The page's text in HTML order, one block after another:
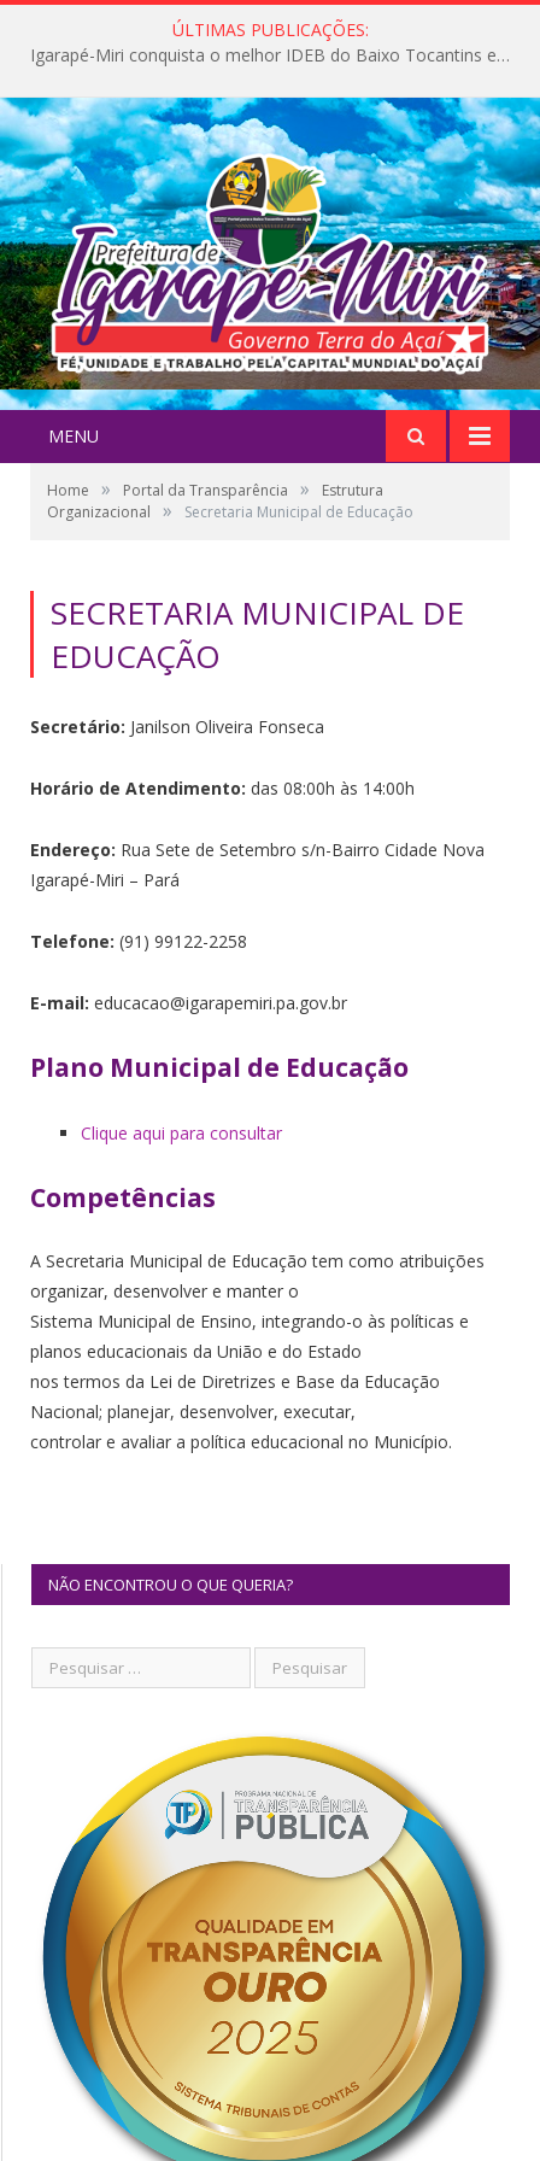
ÚLTIMAS PUBLICAÇÕES:
Igarapé-Miri conquista o melhor IDEB do Baixo Tocantins e avança na qualidade da educação pública
MENU
Home » Portal da Transparência »
Estrutura
Organizacional
» Secretaria Municipal de Educação
SECRETARIA MUNICIPAL DE
EDUCAÇÃO
Secretário: Janilson Oliveira Fonseca
Horário de Atendimento: das 08:00h às 14:00h
Endereço: Rua Sete de Setembro s/n-Bairro Cidade Nova
Igarapé-Miri – Pará
Telefone: (91) 99122-2258
E-mail: educacao@igarapemiri.pa.gov.br
Plano Municipal de Educação
Clique aqui para consultar
Competências
A Secretaria Municipal de Educação tem como atribuições
organizar, desenvolver e manter o
Sistema Municipal de Ensino, integrando-o às políticas e
planos educacionais da União e do Estado
nos termos da Lei de Diretrizes e Base da Educação
Nacional; planejar, desenvolver, executar,
controlar e avaliar a política educacional no Município.
NÃO ENCONTROU O QUE QUERIA?